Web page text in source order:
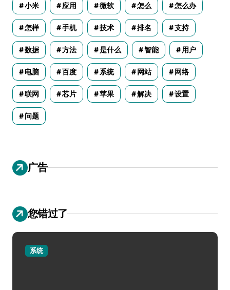
小米 应用 微软 怎么 怎么办
怎样 手机 技术 排名 支持
数据 方法 是什么 智能 用户
电脑 百度 系统 网站 网络
联网 芯片 苹果 解决 设置
问题
广告
您错过了
系统